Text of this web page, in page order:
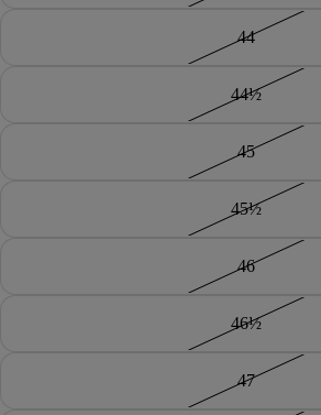
44
44½
45
45½
46
46½
47